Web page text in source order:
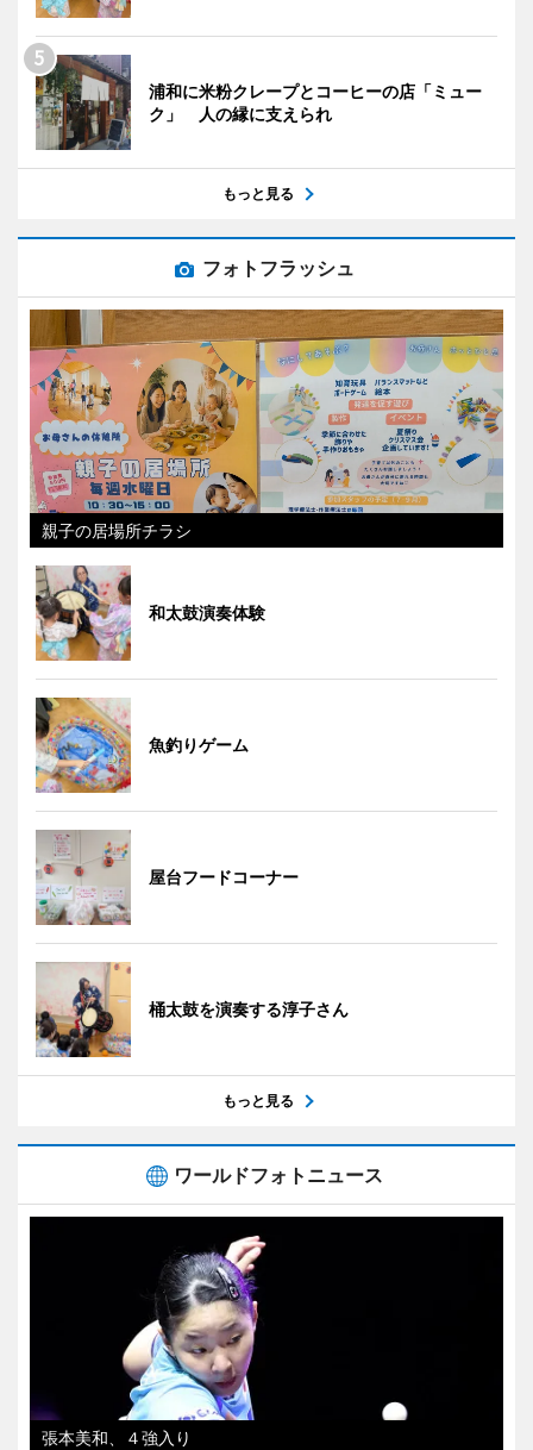
浦和に米粉クレープとコーヒーの店「ミュー
ク」 人の縁に支えられ
もっと見る
フォトフラッシュ
親子の居場所チラシ
和太鼓演奏体験
魚釣りゲーム
屋台フードコーナー
桶太鼓を演奏する淳子さん
もっと見る
ワールドフォトニュース
張本美和、４強入り